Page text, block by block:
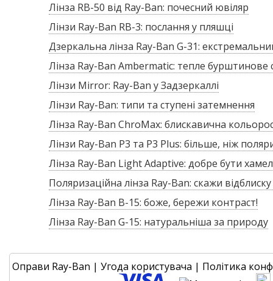
Лінза RB-50 від Ray-Ban: почесний ювіляр
Лінзи Ray-Ban RB-3: послання у пляшці
Дзеркальна лінза Ray-Ban G-31:
Лінза Ray-Ban Ambermatic: тепле бурштинове
Лінзи Mirror: Ray-Ban у Задзеркаллі
Лінзи Ray-Ban: типи та ступені затемнення
Лінза Ray-Ban ChroMax: блискавична
Лінзи Ray-Ban P3 та P3 Plus: більше, ніж
Лінза Ray-Ban Light Adaptive: добре бути
Поляризаційна лінза Ray-Ban: скажи
Лінза Ray-Ban B-15: боже, бережи контраст!
Лінза Ray-Ban G-15: натуральніша за природу
Оправи Ray-Ban | Угода користувача | Політика